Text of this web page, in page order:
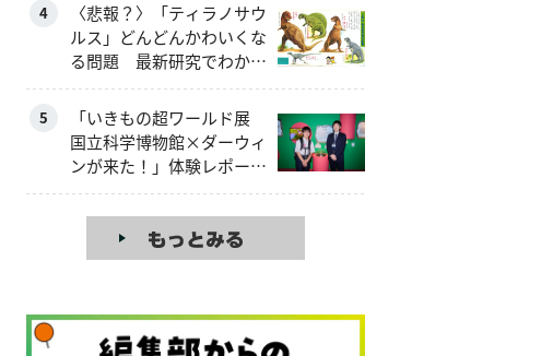
4
〈悲報？〉「ティラノサウ
ルス」どんどんかわいくな
る問題 最新研究でわかっ
たティラノサウルスの本当
の姿
5
「いきもの超ワールド展
国立科学博物館×ダーウィ
ンが来た！」体験レポー
ト！見どころを昆虫大好き
中学生研究員が解説